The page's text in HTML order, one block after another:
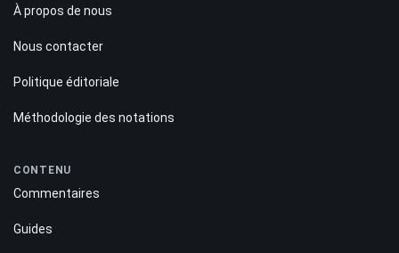
À propos de nous
Nous contacter
Politique éditoriale
Méthodologie des notations
CONTENU
Commentaires
Guides